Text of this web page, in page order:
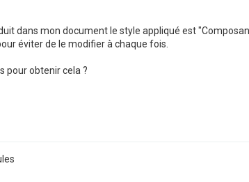
dans mon document le style appliqué est
éviter de le modifier à chaque fois.
pour obtenir cela ?